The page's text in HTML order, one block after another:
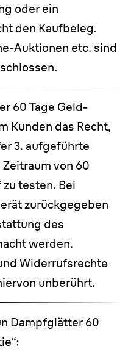
oder ein
den Kaufbeleg.
Auktionen etc. sind
60 Tage Geld-
Kunden das Recht,
3. aufgeführte
von 60
testen. Bei
zurückgegeben
des
werden.
Widerrufsrechte
unberührt.
Dampfglätter 60